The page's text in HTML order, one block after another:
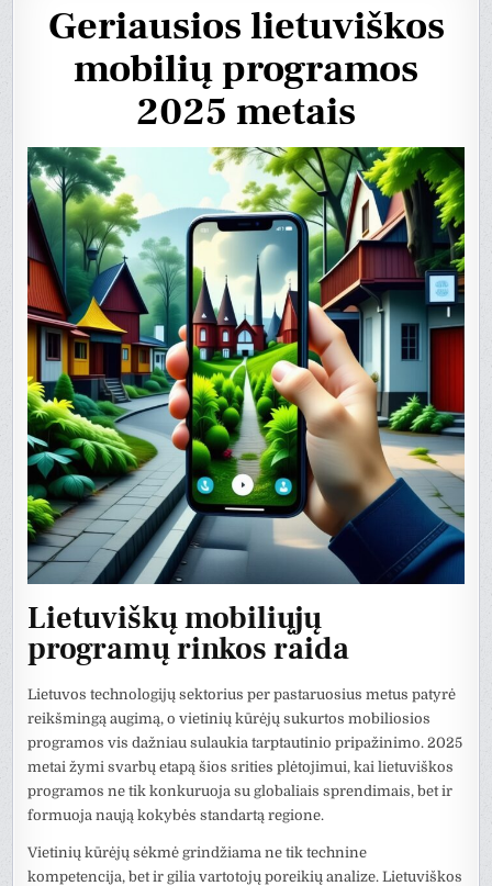
Geriausios lietuviškos
mobilių programos
2025 metais
Lietuviškų mobiliųjų
programų rinkos raida
Lietuvos technologijų sektorius per pastaruosius metus patyrė
reikšmingą augimą, o vietinių kūrėjų sukurtos mobiliosios
programos vis dažniau sulaukia tarptautinio pripažinimo. 2025
metai žymi svarbų etapą šios srities plėtojimui, kai lietuviškos
programos ne tik konkuruoja su globaliais sprendimais, bet ir
formuoja naują kokybės standartą regione.
Vietinių kūrėjų sėkmė grindžiama ne tik technine
kompetencija, bet ir gilia vartotojų poreikių analize. Lietuviškos